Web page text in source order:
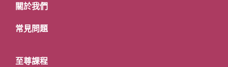
關於我們
常見問題
至尊課程